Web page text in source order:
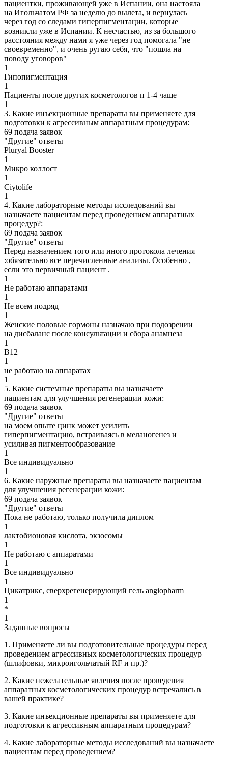
пациентки, проживающей уже в Испании, она настояла
на Игольчатом РФ за неделю до вылета, и вернулась
через год со следами гиперпигментации, которые
возникли уже в Испании. К несчастью, из за большого
расстояния между нами я уже через год помогала "не
своевременно", и очень ругаю себя, что "пошла на
поводу уговоров"
1
Гипопигментация
1
Пациенты после других косметологов п 1-4 чаще
1
3. Какие инъекционные препараты вы применяете для
подготовки к агрессивным аппаратным процедурам:
69 подача заявок
"Другие" ответы
Pluryal Booster
1
Микро коллост
1
Ciytolife
1
4. Какие лабораторные методы исследований вы
назначаете пациентам перед проведением аппаратных
процедур?:
69 подача заявок
"Другие" ответы
Перед назначением того или иного протокола лечения
:обязательно все перечисленные анализы. Особенно ,
если это первичный пациент .
1
Не работаю аппаратами
1
Не всем подряд
1
Женские половые гормоны назначаю при подозрении
на дисбаланс после консультации и сбора анамнеза
1
B12
1
не работаю на аппаратах
1
5. Какие системные препараты вы назначаете
пациентам для улучшения регенерации кожи:
69 подача заявок
"Другие" ответы
на моем опыте цинк может усилить
гиперпигментацию, встраиваясь в меланогенез и
усиливая пигментообразование
1
Все индивидуально
1
6. Какие наружные препараты вы назначаете пациентам
для улучшения регенерации кожи:
69 подача заявок
"Другие" ответы
Пока не работаю, только получила диплом
1
лактобионовая кислота, экзосомы
1
Не работаю с аппаратами
1
Все индивидуально
1
Цикатрикс, сверхрегенерирующий гель angiopharm
1
*
1
Заданные вопросы
1. Применяете ли вы подготовительные процедуры перед
проведением агрессивных косметологических процедур
(шлифовки, микроигольчатый RF и пр.)?
2. Какие нежелательные явления после проведения
аппаратных косметологических процедур встречались в
вашей практике?
3. Какие инъекционные препараты вы применяете для
подготовки к агрессивным аппаратным процедурам?
4. Какие лабораторные методы исследований вы назначаете
пациентам перед проведением?